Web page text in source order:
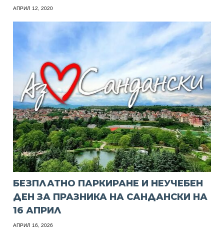
АПРИЛ 12, 2020
БЕЗПЛАТНО ПАРКИРАНЕ И НЕУЧЕБЕН
ДЕН ЗА ПРАЗНИКА НА САНДАНСКИ НА
16 АПРИЛ
АПРИЛ 16, 2026